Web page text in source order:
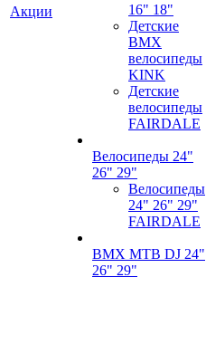
Акции
16" 18"
Детские
BMX
велосипеды
KINK
Детские
велосипеды
FAIRDALE
Велосипеды 24"
26" 29"
Велосипеды
24" 26" 29"
FAIRDALE
BMX MTB DJ 24"
26" 29"